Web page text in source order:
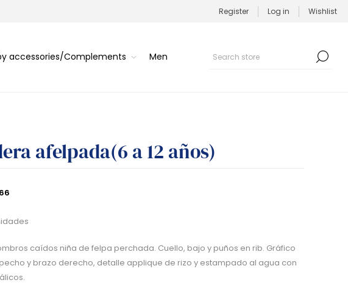
Register Log in Wishlist
accessories/Complements Men
afelpada(6 a 12 años)
caídos niña de felpa perchada. Cuello, bajo y puños en rib. Gráfico
y brazo derecho, detalle applique de rizo y estampado al agua con